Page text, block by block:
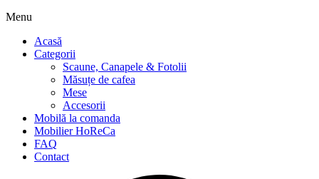
Menu
Acasă
Categorii
Scaune, Canapele & Fotolii
Măsuțe de cafea
Mese
Accesorii
Mobilă la comanda
Mobilier HoReCa
FAQ
Contact